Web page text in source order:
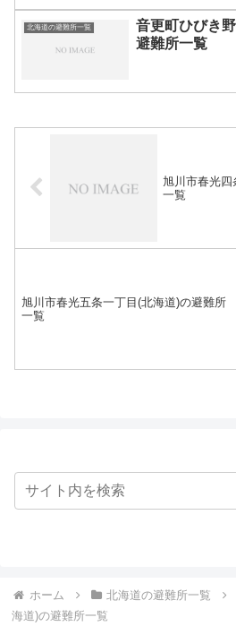
北海道の避難所一覧
音更町ひびき
避難所一覧
旭川市春光四
一覧
旭川市春光五条一丁目(北海道)の避難所
一覧
ホーム 北海道の避難所一覧
海道)の避難所一覧